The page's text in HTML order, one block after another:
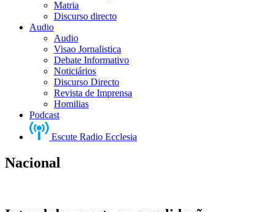
Matria
Discurso directo
Audio
Audio
Visao Jornalistica
Debate Informativo
Noticiários
Discurso Directo
Revista de Imprensa
Homilias
Podcast
Escute Radio Ecclesia
Nacional